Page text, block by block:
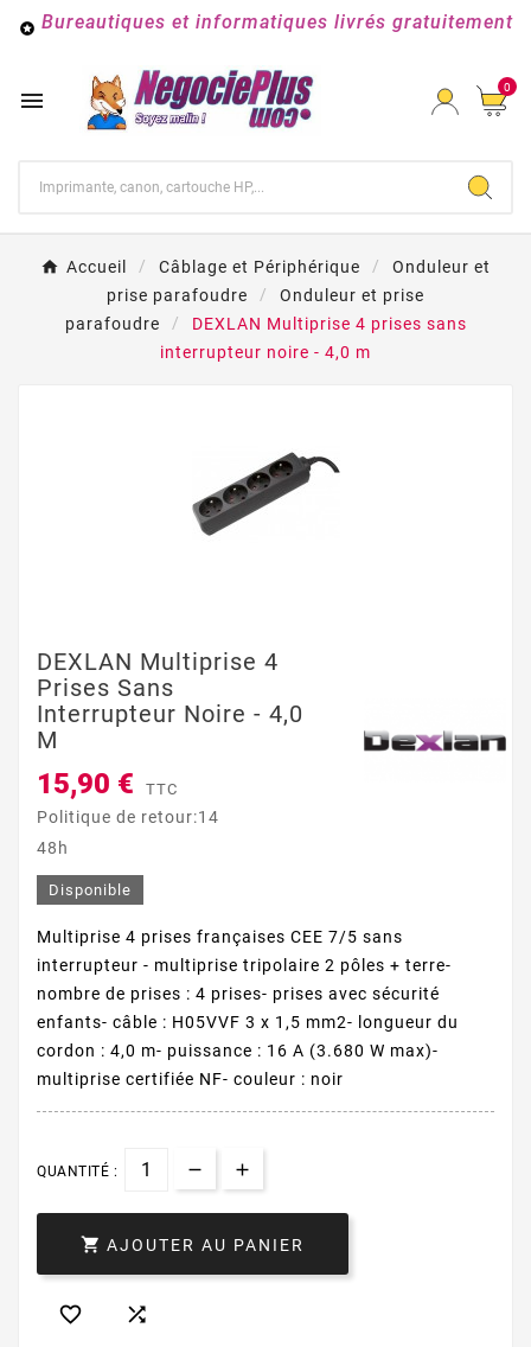
 Bureautiques et informatiques livrés gratuitement
 0
Accueil Câblage et Périphérique
Onduleur et
prise parafoudre
Onduleur et prise
parafoudre
DEXLAN Multiprise 4 prises sans
interrupteur noire - 4,0 m
DEXLAN Multiprise 4
Prises Sans
Interrupteur Noire - 4,0
M
15,90 € TTC
Politique de retour:14
48h
Disponible
Multiprise 4 prises françaises CEE 7/5 sans
interrupteur - multiprise tripolaire 2 pôles + terre-
nombre de prises : 4 prises- prises avec sécurité
enfants- câble : H05VVF 3 x 1,5 mm2- longueur du
cordon : 4,0 m- puissance : 16 A (3.680 W max)-
multiprise certifiée NF- couleur : noir
QUANTITÉ :
 AJOUTER AU PANIER
 